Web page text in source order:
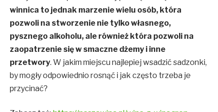
winnica to jednak marzenie wielu osób, która
pozwoli na stworzenie nie tylko własnego,
pysznego alkoholu, ale również która pozwoli na
zaopatrzenie się w smaczne dżemy i inne
przetwory. W jakim miejscu najlepiej wsadzić sadzonki,
by mogły odpowiednio rosnąć i jak często trzeba je
przycinać?